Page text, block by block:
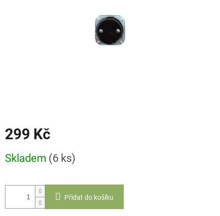
299 Kč
cena:
Skladem (6 ks)
Přidat do košíku